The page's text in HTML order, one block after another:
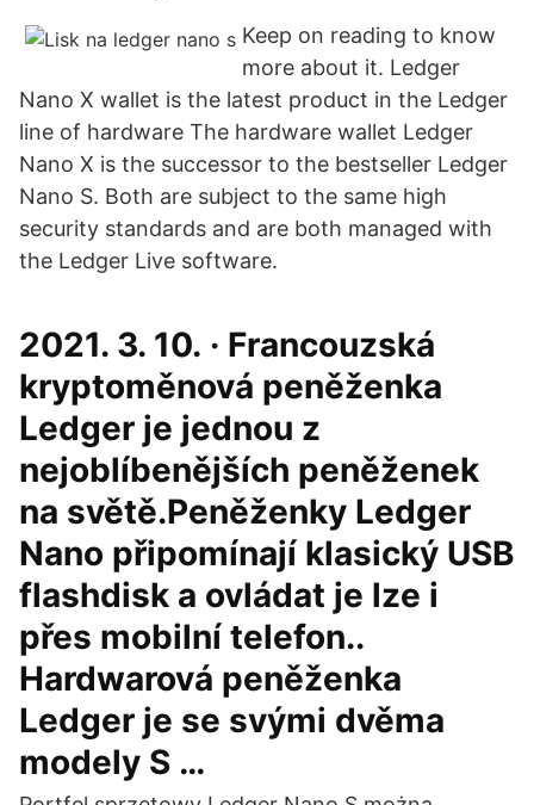
Keep on reading to know
more about it. Ledger
Nano X wallet is the latest product in the Ledger
line of hardware The hardware wallet Ledger
Nano X is the successor to the bestseller Ledger
Nano S. Both are subject to the same high
security standards and are both managed with
the Ledger Live software.
2021. 3. 10. · Francouzská
kryptoměnová peněženka
Ledger je jednou z
nejoblíbenějších peněženek
na světě.Peněženky Ledger
Nano připomínají klasický USB
flashdisk a ovládat je lze i
přes mobilní telefon..
Hardwarová peněženka
Ledger je se svými dvěma
modely S …